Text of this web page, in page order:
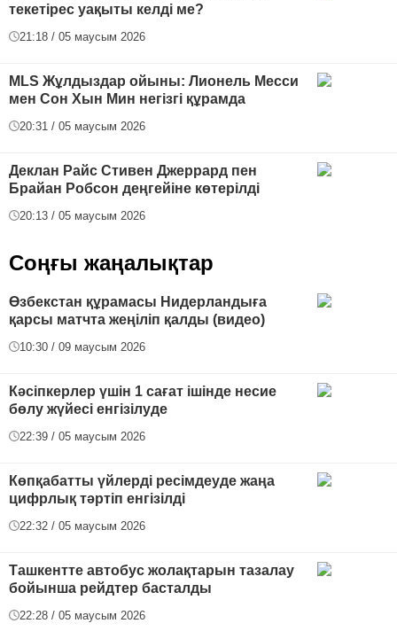
текетірес уақыты келді ме?
21:18 / 05 маусым 2026
MLS Жұлдыздар ойыны: Лионель Месси
мен Сон Хын Мин негізгі құрамда
20:31 / 05 маусым 2026
Деклан Райс Стивен Джеррард пен
Брайан Робсон деңгейіне көтерілді
20:13 / 05 маусым 2026
Соңғы жаңалықтар
Өзбекстан құрамасы Нидерландыға
қарсы матчта жеңіліп қалды (видео)
10:30 / 09 маусым 2026
Кәсіпкерлер үшін 1 сағат ішінде несие
бөлу жүйесі енгізілуде
22:39 / 05 маусым 2026
Көпқабатты үйлерді ресімдеуде жаңа
цифрлық тәртіп енгізілді
22:32 / 05 маусым 2026
Ташкентте автобус жолақтарын тазалау
бойынша рейдтер басталды
22:28 / 05 маусым 2026